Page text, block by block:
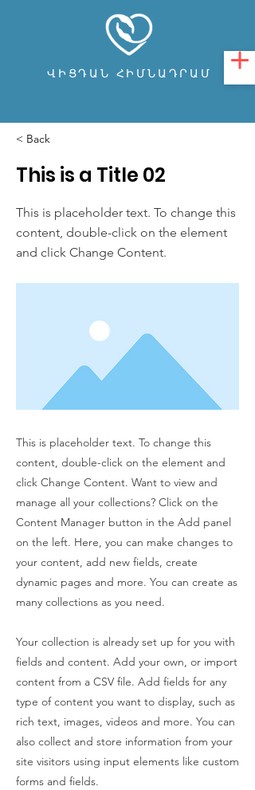
ՎԻՑԴԱՆ ՀԻՄՆԱԴՐԱՄ
< Back
This is a Title 02
This is placeholder text. To change this
content, double-click on the element
and click Change Content.
This is placeholder text. To change this
content, double-click on the element and
click Change Content. Want to view and
manage all your collections? Click on the
Content Manager button in the Add panel
on the left. Here, you can make changes to
your content, add new fields, create
dynamic pages and more. You can create as
many collections as you need.
Your collection is already set up for you with
fields and content. Add your own, or import
content from a CSV file. Add fields for any
type of content you want to display, such as
rich text, images, videos and more. You can
also collect and store information from your
site visitors using input elements like custom
forms and fields.